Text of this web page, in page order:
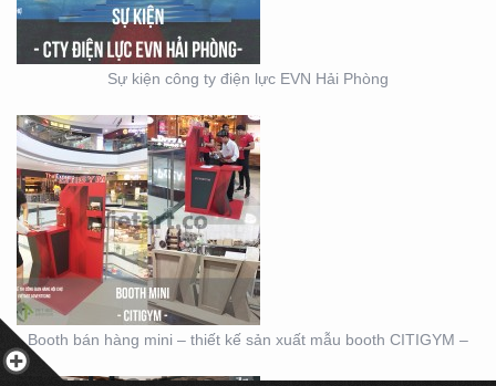
Sự kiện công ty điện lực EVN Hải Phòng
Booth bán hàng mini – thiết kế sản xuất mẫu booth CITIGYM –
THIẾT KẾ THI CÔNG
MẪU GIAN KITCHEN
KONCEPT